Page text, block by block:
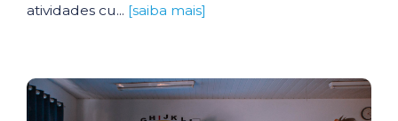
atividades cu... [saiba mais]